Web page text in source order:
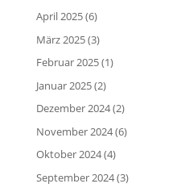
April 2025(6)
März 2025(3)
Februar 2025(1)
Januar 2025(2)
Dezember 2024(2)
November 2024(6)
Oktober 2024(4)
September 2024(3)